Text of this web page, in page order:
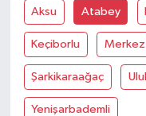
Aksu Atabey
Keçiborlu Merkez
Şarkikaraağaç
Yenişarbademli